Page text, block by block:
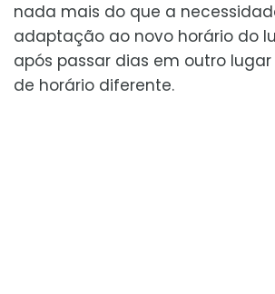
nada mais do que a
adaptação ao novo horário do
após passar dias em outro
de horário diferente.